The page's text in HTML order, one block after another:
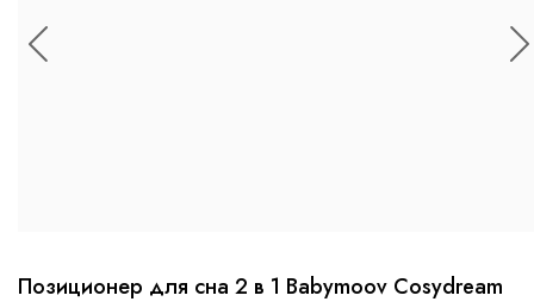
Позиционер для сна 2 в 1 Babymoov Cosydream